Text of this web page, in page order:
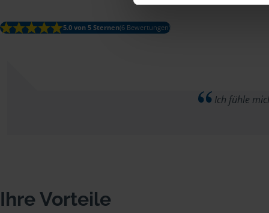
5.0 von 5 Sternen(6 Bewertungen)
Ich fühle
Ihre Vorteile